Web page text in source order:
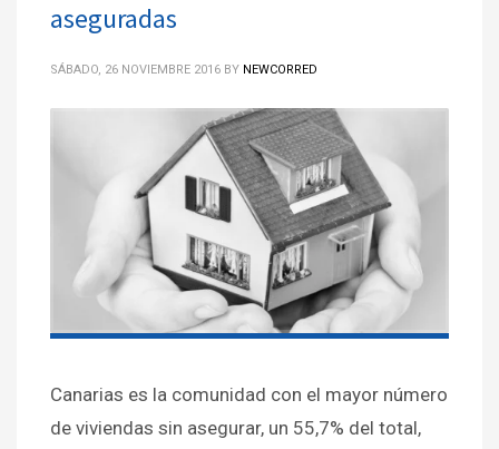
aseguradas
SÁBADO, 26 NOVIEMBRE 2016 BY NEWCORRED
Canarias es la comunidad con el mayor número
de viviendas sin asegurar, un 55,7% del total,